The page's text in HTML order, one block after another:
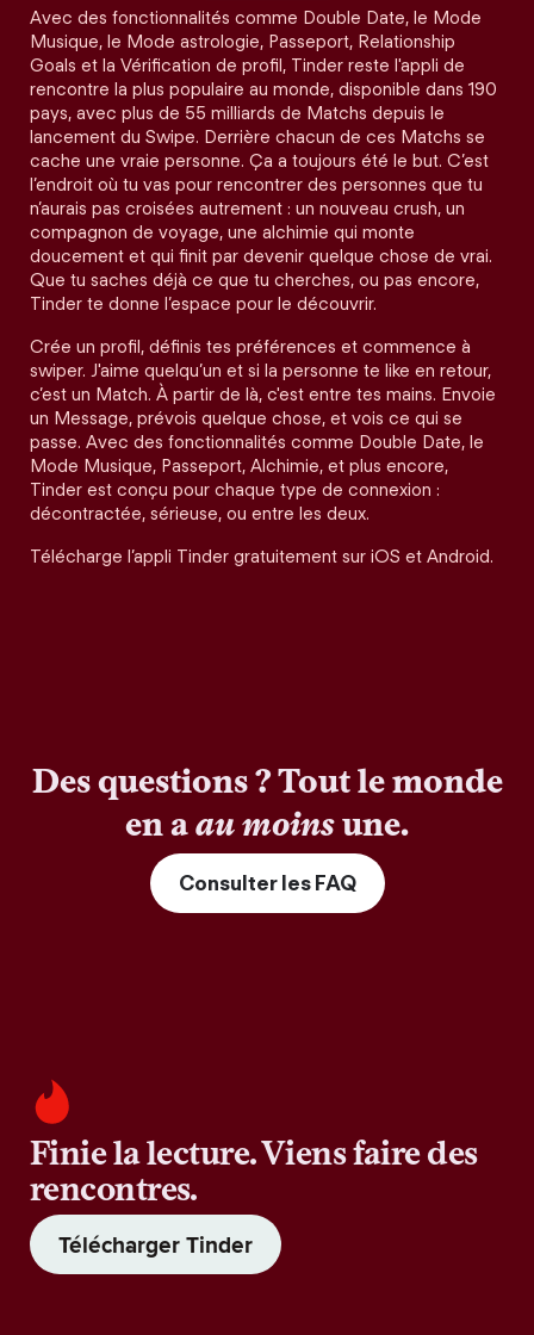
Avec des fonctionnalités comme Double Date, le Mode
Musique, le Mode astrologie, Passeport, Relationship
Goals et la Vérification de profil, Tinder reste l'appli de
rencontre la plus populaire au monde, disponible dans 190
pays, avec plus de 55 milliards de Matchs depuis le
lancement du Swipe. Derrière chacun de ces Matchs se
cache une vraie personne. Ça a toujours été le but. C’est
l’endroit où tu vas pour rencontrer des personnes que tu
n’aurais pas croisées autrement : un nouveau crush, un
compagnon de voyage, une alchimie qui monte
doucement et qui finit par devenir quelque chose de vrai.
Que tu saches déjà ce que tu cherches, ou pas encore,
Tinder te donne l’espace pour le découvrir.
Crée un profil, définis tes préférences et commence à
swiper. J'aime quelqu’un et si la personne te like en retour,
c’est un Match. À partir de là, c'est entre tes mains. Envoie
un Message, prévois quelque chose, et vois ce qui se
passe. Avec des fonctionnalités comme Double Date, le
Mode Musique, Passeport, Alchimie, et plus encore,
Tinder est conçu pour chaque type de connexion :
décontractée, sérieuse, ou entre les deux.
Télécharge l’appli Tinder gratuitement sur iOS et Android.
Des questions ? Tout le monde
en aau moinsune.
Consulter les FAQ
Finie la lecture. Viens faire des
rencontres.
Télécharger Tinder